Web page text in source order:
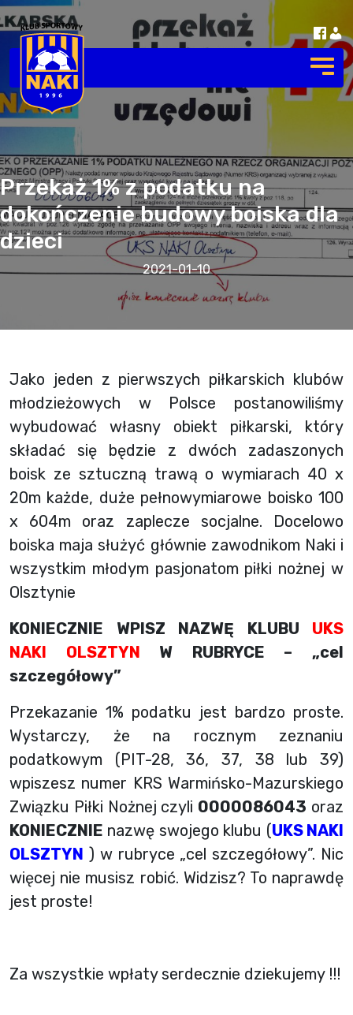
Przekaż 1% z podatku na
dokończenie budowy boiska dla
dzieci
2021-01-10
Jako jeden z pierwszych piłkarskich klubów
młodzieżowych w Polsce postanowiliśmy
wybudować własny obiekt piłkarski, który
składać się będzie z dwóch zadaszonych
boisk ze sztuczną trawą o wymiarach 40 x
20m każde, duże pełnowymiarowe boisko 100
x 604m oraz zaplecze socjalne. Docelowo
boiska maja służyć głównie zawodnikom Naki i
wszystkim młodym pasjonatom piłki nożnej w
Olsztynie
KONIECZNIE WPISZ NAZWĘ KLUBU UKS
NAKI OLSZTYN W RUBRYCE – „cel
szczegółowy”
Przekazanie 1% podatku jest bardzo proste.
Wystarczy, że na rocznym zeznaniu
podatkowym (PIT-28, 36, 37, 38 lub 39)
wpiszesz numer KRS Warmińsko-Mazurskiego
Związku Piłki Nożnej czyli 0000086043 oraz
KONIECZNIE nazwę swojego klubu (UKS NAKI
OLSZTYN ) w rubryce „cel szczegółowy”. Nic
więcej nie musisz robić. Widzisz? To naprawdę
jest proste!
Za wszystkie wpłaty serdecznie dziekujemy !!!